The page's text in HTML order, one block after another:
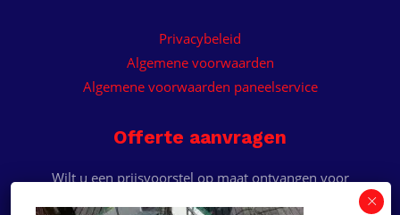
Privacybeleid
Algemene voorwaarden
Algemene voorwaarden paneelservice
Offerte aanvragen
Wilt u een prijsvoorstel op maat ontvangen voor